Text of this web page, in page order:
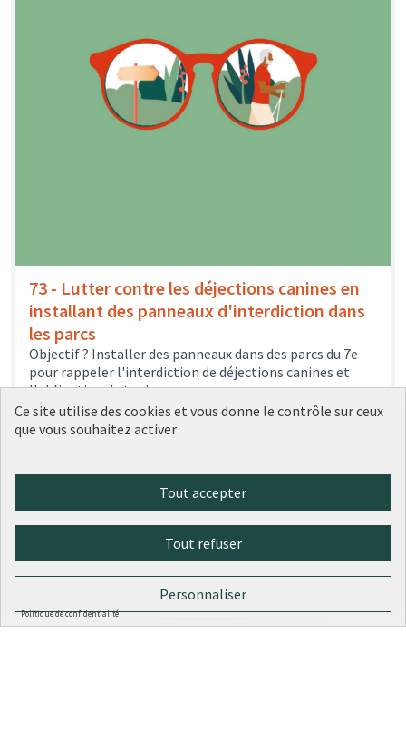
73 - Lutter contre les déjections canines en
installant des panneaux d'interdiction dans
les parcs
Objectif ? Installer des panneaux dans des parcs du 7e
pour rappeler l'interdiction de déjections canines et
l'obligation de tenir...
149votes Cadre de vie 7e arrondissement
500 €
Résultats par page :
1 2 3 4 5
Ce site utilise des cookies et vous donne le contrôle sur ceux
que vous souhaitez activer
Tout accepter
Tout refuser
Personnaliser
Politique de confidentialité